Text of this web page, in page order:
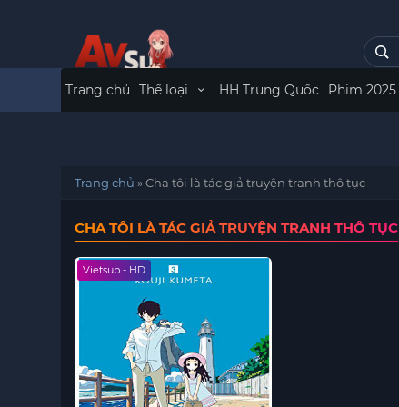
Trang chủ Thể loại HH Trung Quốc Phim 2025
Trang chủ »Cha tôi là tác giả truyện tranh thô tục
CHA TÔI LÀ TÁC GIẢ TRUYỆN TRANH THÔ TỤC
Vietsub - HD